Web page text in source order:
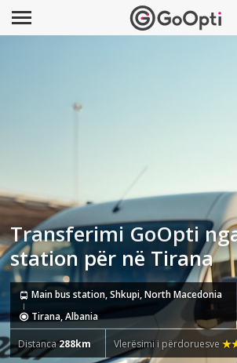
Transferimi GoOpti
station për në Tirana
Main bus station, Shkupi, North Macedonia
Tirana, Albania
Distanca288km Vlerësimi i përdoruesve